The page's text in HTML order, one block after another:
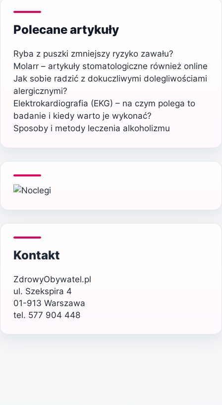
Polecane artykuły
Ryba z puszki zmniejszy ryzyko zawału?
Molarr – artykuły stomatologiczne również online
Jak sobie radzić z dokuczliwymi dolegliwościami
alergicznymi?
Elektrokardiografia (EKG) – na czym polega to
badanie i kiedy warto je wykonać?
Sposoby i metody leczenia alkoholizmu
Kontakt
ZdrowyObywatel.pl
ul. Szekspira 4
01-913 Warszawa
tel. 577 904 448